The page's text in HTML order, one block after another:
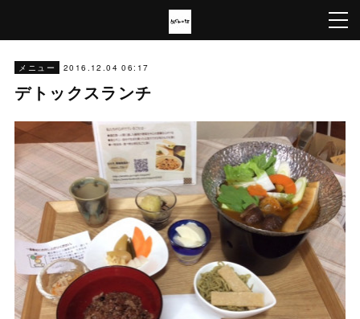
メニュー 2016.12.04 06:17
デトックスランチ